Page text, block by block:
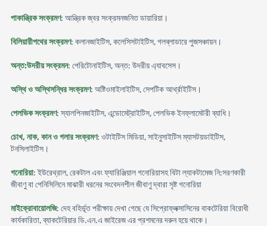
পাকান্ত্রিক সংক্রমণ: আন্ত্রিক জ্বর সংক্রমনজনিত ডায়ারিয়া।
বিলিয়ারীপথের সংক্রমণ: কলানজাইটিস, কলেসিসটাইটিস, গলব্লাডারে পুজসঞ্চায়ন।
অন্ত:উদরীয় সংক্রমন: পেরিটোনাইটিস, অন্ত: উদরীয় এ্যাবসেস।
অস্থি ও অস্থিসন্ধির সংক্রমণ: অষ্টিওমাইলাইটিস, সেপটিক আর্থ্রাইটিস।
পেলভিক সংক্রমণ: স্যালপিনজাইটিস, এন্ডোমেট্রাইটিস, পেলভিক ইনফ্লামেটরী ব্যাধি।
চোখ, নাক, কান ও গলার সংক্রমণ: ওটাইটিস মিডিয়া, সাইনুসাইটিস ম্যাসটয়ডাইটিস,
টনসিলাইটিস।
গনোরিয়া: ইউরেথ্রাল, রেকটাল এবং ফ্যারিঞ্জিয়াল গনোরিয়াসহ বিটা ল্যাকটামেজ নি:সরণকারী
জীবাণু বা পেনিসিলিনে মাঝারী ধরনের সংবেদনশীল জীবাণু দ্বারা সৃষ্ট গনোরিয়া
মাইক্রোবায়োলজি: দেহ বহির্ভূত পরীক্ষায় দেখা গেছে যে সিপ্রোফ্লক্সাসিনের বাকটেরিয়া বিরোধী
কার্যকারিতা, ব্যাকটেরিয়ার ডি.এন.এ জাইরেজ এর প্রশমনের দরুন হয়ে থাকে।